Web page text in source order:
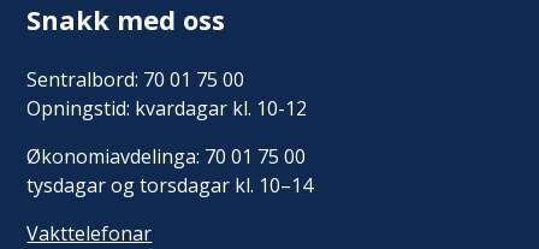
Snakk med oss
Sentralbord: 70 01 75 00
Opningstid: kvardagar kl. 10-12
Økonomiavdelinga: 70 01 75 00
tysdagar og torsdagar kl. 10–14
Vakttelefonar